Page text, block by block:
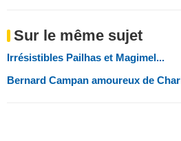
Sur le même sujet
Irrésistibles Pailhas et Magimel...
Bernard Campan amoureux de